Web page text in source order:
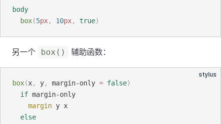
body
box(5px, 10px, true)
另一个 box() 辅助函数：
stylus
box(x, y, margin-only = false)
if margin-only
margin y x
else